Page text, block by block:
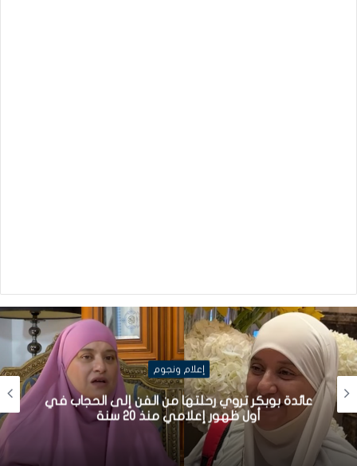
إعلام ونجوم
عائدة بوبكر تروي رحلتها من الفن إلى الحجاب في
أول ظهور إعلامي منذ 20 سنة